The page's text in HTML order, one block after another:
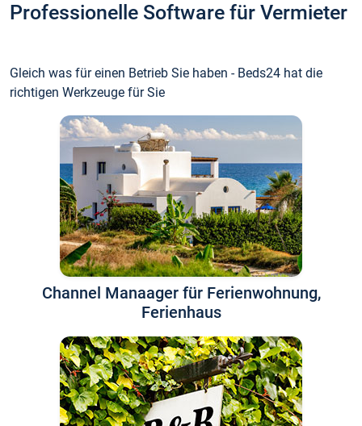
Professionelle Software für Vermieter
Gleich was für einen Betrieb Sie haben - Beds24 hat die
richtigen Werkzeuge für Sie
Channel Manaager für Ferienwohnung,
Ferienhaus